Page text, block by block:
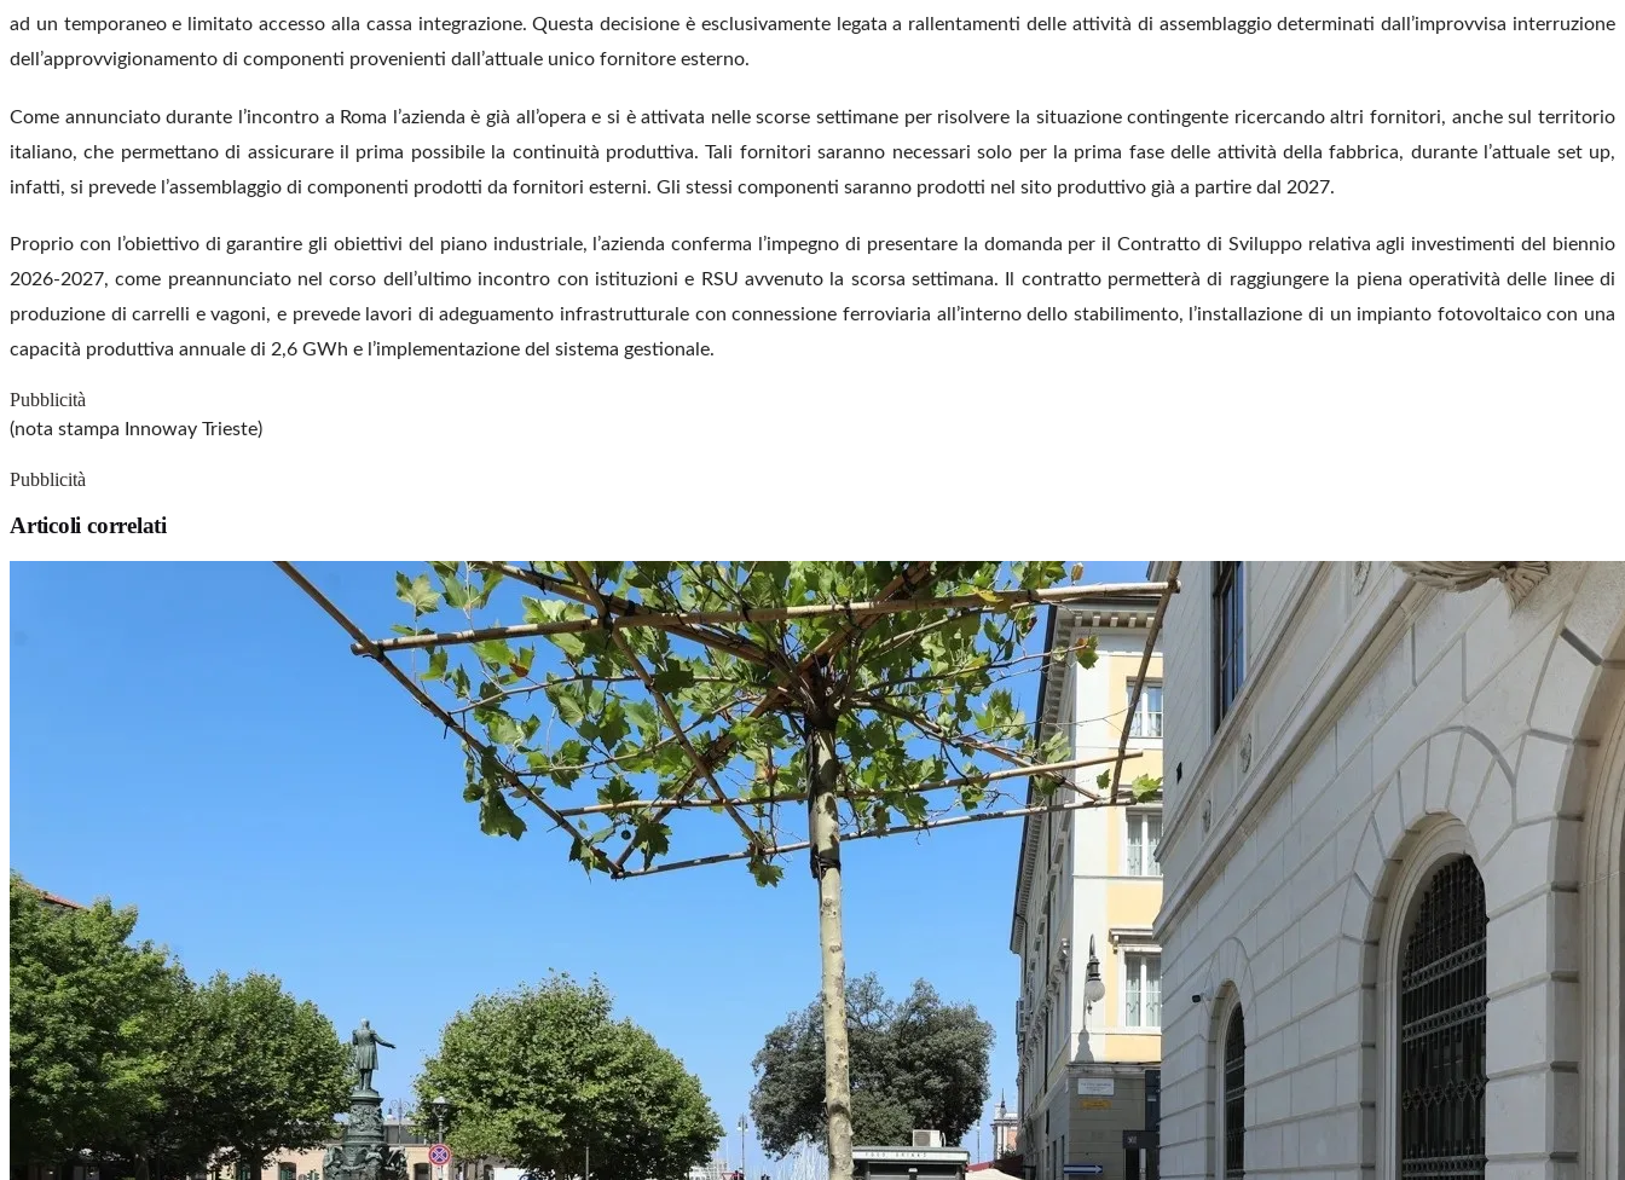
ad un temporaneo e limitato accesso alla cassa integrazione. Questa decisione è esclusivamente legata a rallentamenti delle attività di assemblaggio determinati dall’improvvisa interruzione
dell’approvvigionamento di componenti provenienti dall’attuale unico fornitore esterno.
Come annunciato durante l’incontro a Roma l’azienda è già all’opera e si è attivata nelle scorse settimane per risolvere la situazione contingente ricercando altri fornitori, anche sul territorio
italiano, che permettano di assicurare il prima possibile la continuità produttiva. Tali fornitori saranno necessari solo per la prima fase delle attività della fabbrica, durante l’attuale set up,
infatti, si prevede l’assemblaggio di componenti prodotti da fornitori esterni. Gli stessi componenti saranno prodotti nel sito produttivo già a partire dal 2027.
Proprio con l’obiettivo di garantire gli obiettivi del piano industriale, l’azienda conferma l’impegno di presentare la domanda per il Contratto di Sviluppo relativa agli investimenti del biennio
2026-2027, come preannunciato nel corso dell’ultimo incontro con istituzioni e RSU avvenuto la scorsa settimana. Il contratto permetterà di raggiungere la piena operatività delle linee di
produzione di carrelli e vagoni, e prevede lavori di adeguamento infrastrutturale con connessione ferroviaria all’interno dello stabilimento, l’installazione di un impianto fotovoltaico con una
capacità produttiva annuale di 2,6 GWh e l’implementazione del sistema gestionale.
Pubblicità
(nota stampa Innoway Trieste)
Pubblicità
Articoli correlati